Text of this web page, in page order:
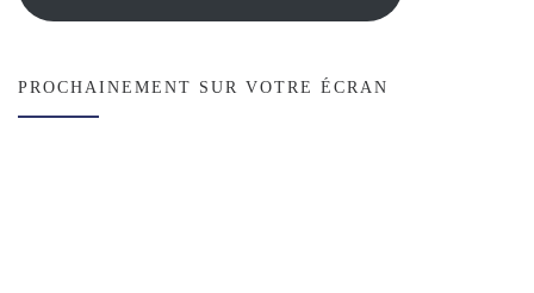
PROCHAINEMENT SUR VOTRE ÉCRAN